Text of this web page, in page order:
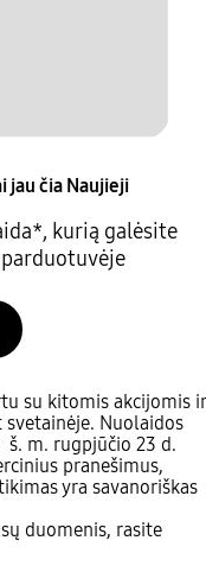
jau čia Naujieji
kurią galėsite
su kitomis akcijomis ir
Nuolaidos
m. rugpjūčio 23 d.
pranešimus,
yra savanoriškas
duomenis, rasite